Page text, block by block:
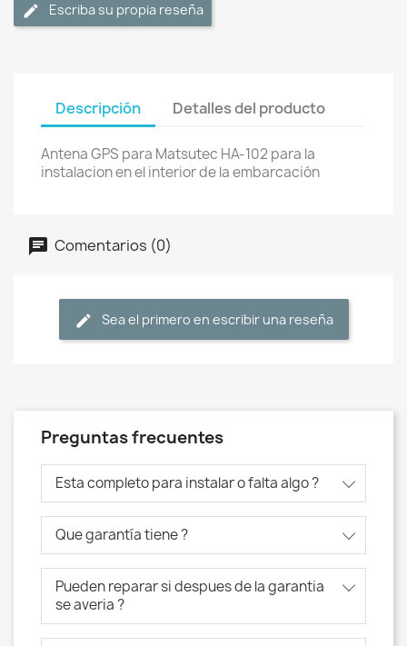
Escriba su propia reseña
Descripción Detalles del producto
Antena GPS para Matsutec HA-102 para la
instalacion en el interior de la embarcación
Comentarios (0)
Sea el primero en escribir una reseña
Preguntas frecuentes
Esta completo para instalar o falta algo ?
Que garantía tiene ?
Pueden reparar si despues de la garantia
se averia ?